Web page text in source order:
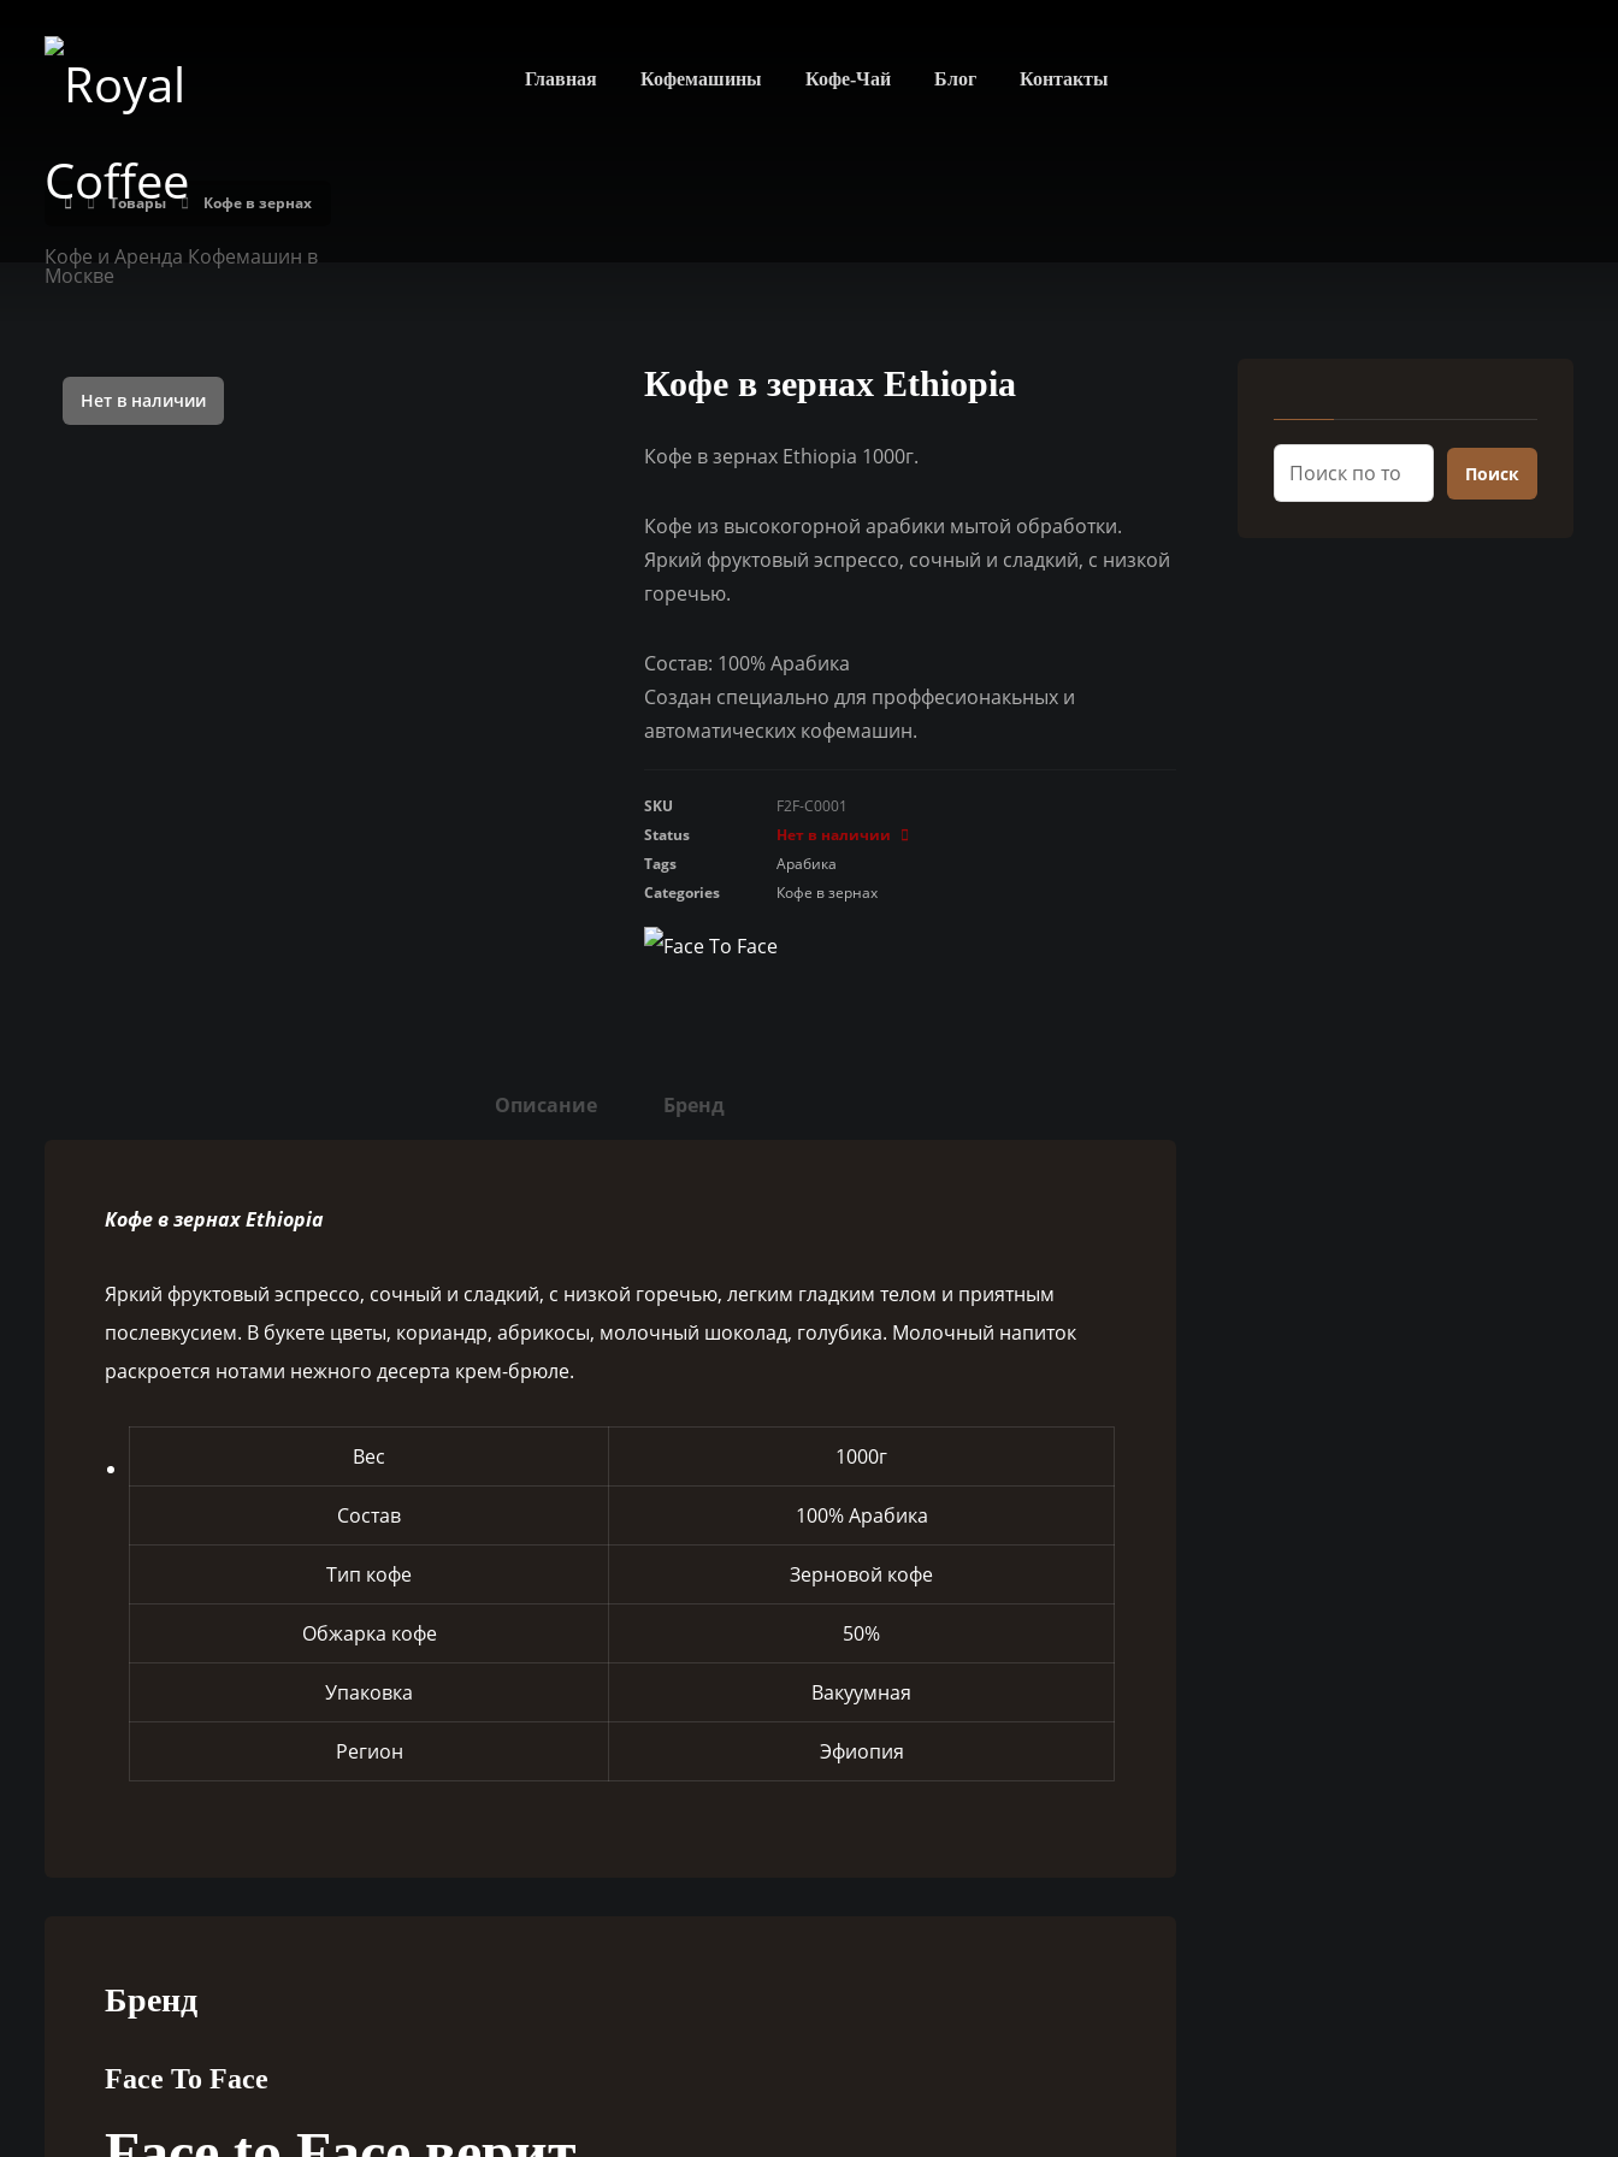
Кофе и Аренда Кофемашин в
Москве
Главная Кофемашины Кофе-Чай Блог Контакты
Товары Кофе в зернах
Нет в наличии Кофе в зернах Ethiopia
Кофе в зернах Ethiopia 1000г.
Кофе из высокогорной арабики мытой обработки.
Яркий фруктовый эспрессо, сочный и сладкий, с низкой
горечью.
Состав: 100% Арабика
Создан специально для проффесионакьных и
автоматических кофемашин.
SKU
F2F-C0001
Status
Нет в наличии
Tags
Арабика
Categories
Кофе в зернах
Описание Бренд
Кофе в зернах Ethiopia
Яркий фруктовый эспрессо, сочный и сладкий, с низкой горечью, легким гладким телом и приятным
послевкусием. В букете цветы, кориандр, абрикосы, молочный шоколад, голубика. Молочный напиток
раскроется нотами нежного десерта крем-брюле.
Вес 1000г
Состав 100% Арабика
Тип кофе Зерновой кофе
Обжарка кофе 50%
Упаковка Вакуумная
Регион Эфиопия
Бренд
Face To Face
Поиск